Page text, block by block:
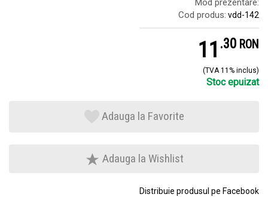
Mod prezentare:
Cod produs: vdd-142
11 .3 RON
(TVA 11% inclus)
Stoc epuizat
Adauga la Favorite
Adauga la Wishlist
Distribuie produsul pe Facebook